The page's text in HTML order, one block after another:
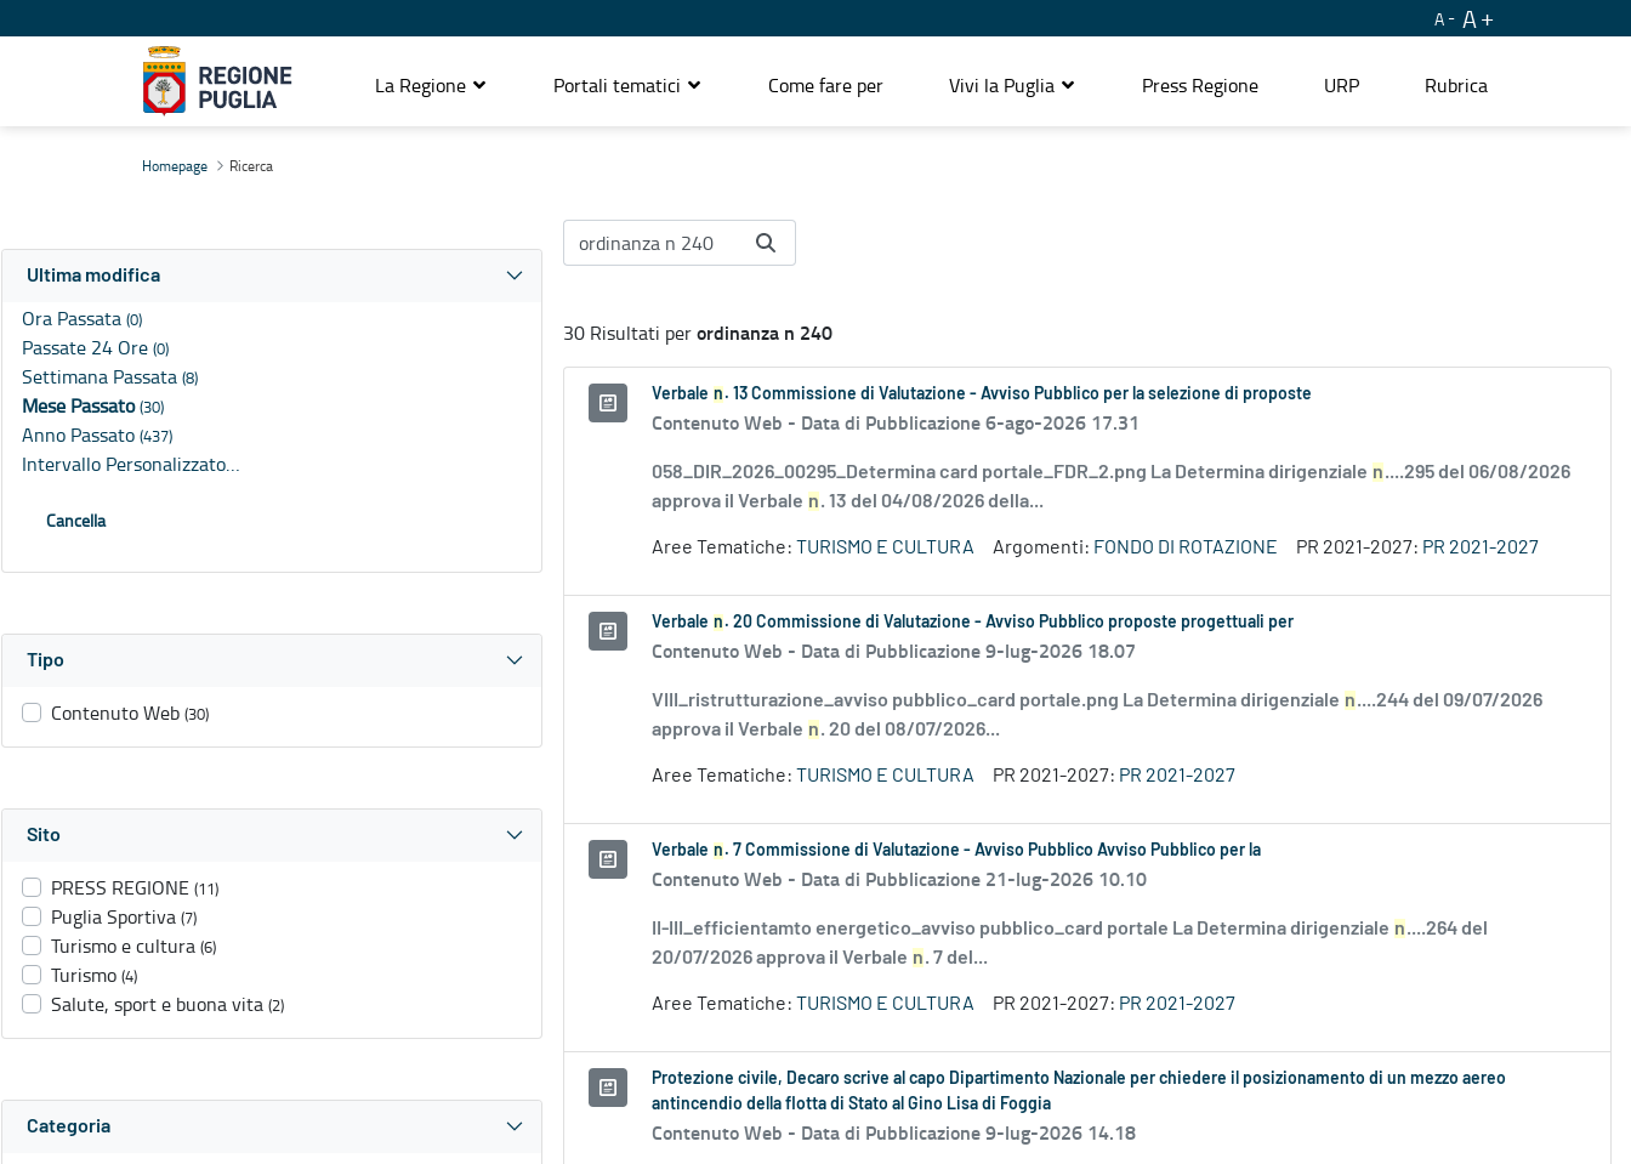
A A
La Regione Portali tematici Come fare per Vivi la Puglia Press Regione URP Rubrica
Homepage Ricerca
Ultima modifica
Ora Passata (0)
Passate 24 Ore (0)
Settimana Passata (8)
Mese Passato(30)
Anno Passato (437)
Intervallo Personalizzato…
Cancella
Tipo
Contenuto Web (30)
Sito
PRESS REGIONE (11)
Puglia Sportiva (7)
Turismo e cultura (6)
Turismo (4)
Salute, sport e buona vita (2)
Categoria
30 Risultati perordinanza n 240
Verbale n . 13 Commissione di Valutazione - Avviso Pubblico per la selezione di proposte
Contenuto Web - Data di Pubblicazione 6-ago-2026 17.31
058_DIR_2026_00295_Determina card portale_FDR_2.png La Determina dirigenziale n....295 del 06/08/2026
approva il Verbale n. 13 del 04/08/2026 della...
Aree Tematiche: TURISMO E CULTURA Argomenti: FONDO DI ROTAZIONE PR 2021-2027: PR 2021-2027
Verbale n . 20 Commissione di Valutazione - Avviso Pubblico proposte progettuali per
Contenuto Web - Data di Pubblicazione 9-lug-2026 18.07
VIII_ristrutturazione_avviso pubblico_card portale.png La Determina dirigenziale n....244 del 09/07/2026
approva il Verbale n. 20 del 08/07/2026...
Aree Tematiche: TURISMO E CULTURA PR 2021-2027: PR 2021-2027
Verbale n . 7 Commissione di Valutazione - Avviso Pubblico Avviso Pubblico per la
Contenuto Web - Data di Pubblicazione 21-lug-2026 10.10
II-III_efficientamto energetico_avviso pubblico_card portale La Determina dirigenziale n....264 del
20/07/2026 approva il Verbale n. 7 del...
Aree Tematiche: TURISMO E CULTURA PR 2021-2027: PR 2021-2027
Protezione civile, Decaro scrive al capo Dipartimento Nazionale per chiedere il posizionamento di un mezzo aereo
antincendio della flotta di Stato al Gino Lisa di Foggia
Contenuto Web - Data di Pubblicazione 9-lug-2026 14.18